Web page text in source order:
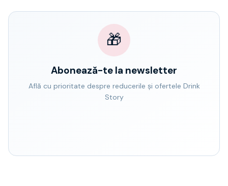
🎁
Abonează-te la newsletter
Află cu prioritate despre reducerile și ofertele Drink
Story